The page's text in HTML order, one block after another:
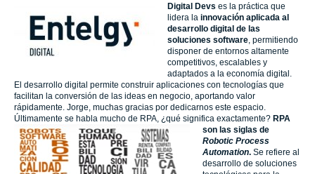
Digital Devs es la práctica que
lidera la innovación aplicada al
desarrollo digital de las
soluciones software , permitiendo
disponer de entornos altamente
competitivos, escalables y
adaptados a la economía digital.
El desarrollo digital permite construir aplicaciones con tecnologías que
facilitan la conversión de las ideas en negocio, aportando valor
rápidamente. Jorge, muchas gracias por dedicarnos este espacio.
Últimamente se habla mucho de RPA, ¿qué significa exactamente? RPA
son las siglas de
Robotic Process
Automation. Se refiere al
desarrollo de soluciones